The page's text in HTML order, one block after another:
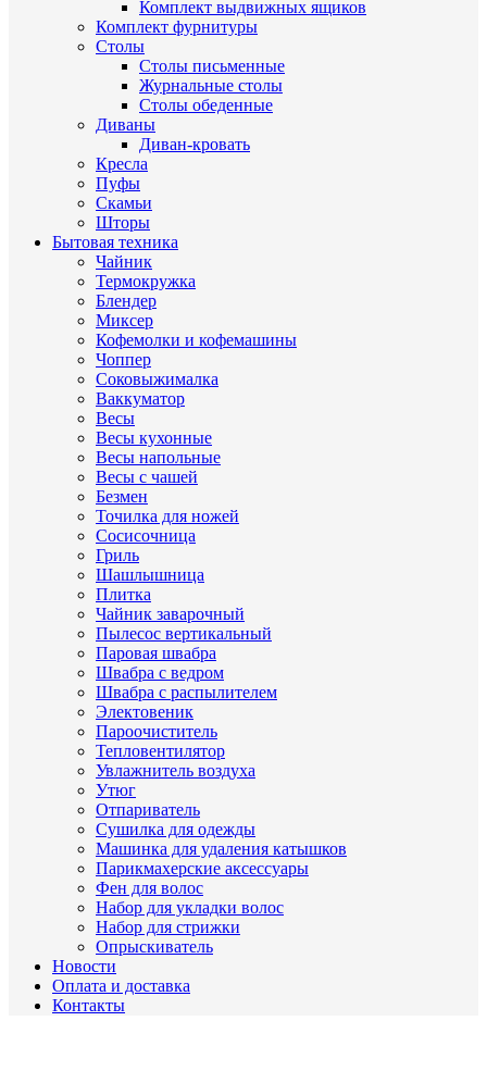
Комплект выдвижных ящиков
Комплект фурнитуры
Столы
Столы письменные
Журнальные cтолы
Столы обеденные
Диваны
Диван-кровать
Кресла
Пуфы
Скамьи
Шторы
Бытовая техника
Чайник
Термокружка
Блендер
Миксер
Кофемолки и кофемашины
Чоппер
Соковыжималка
Ваккуматор
Весы
Весы кухонные
Весы напольные
Весы с чашей
Безмен
Точилка для ножей
Сосисочница
Гриль
Шашлышница
Плитка
Чайник заварочный
Пылесос вертикальный
Паровая швабра
Швабра с ведром
Швабра с распылителем
Электовеник
Пароочиститель
Тепловентилятор
Увлажнитель воздуха
Утюг
Отпариватель
Сушилка для одежды
Машинка для удаления катышков
Парикмахерские аксессуары
Фен для волос
Набор для укладки волос
Набор для стрижки
Опрыскиватель
Новости
Оплата и доставка
Контакты